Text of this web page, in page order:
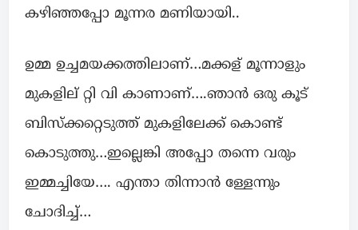
കഴിഞ്ഞപ്പോ മൂന്നര മണിയായി..
ഉമ്മ ഉച്ചമയക്കത്തിലാണ്…മക്കള് മൂന്നാളും
മുകളില് റ്റി വി കാണാണ്….ഞാൻ ഒരു കൂട്
ബിസ്ക്കറ്റെടുത്ത് മുകളിലേക്ക് കൊണ്ട്
കൊടുത്തു…ഇല്ലെങ്കി അപ്പോ തന്നെ വരും
ഇമ്മച്ചിയേ…. എന്താ തിന്നാൻ ള്ളേന്നും
ചോദിച്ച്…